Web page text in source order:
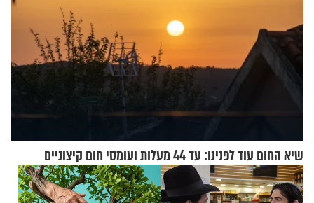
שיא החום עוד לפנינו: עד 44 מעלות ועומסי חום קיצוניים